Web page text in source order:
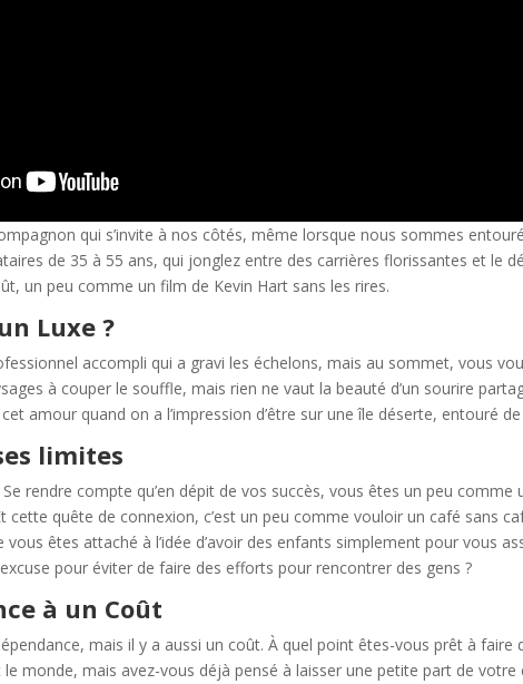
qui s’invite à nos côtés, même lorsque nous sommes
de 35 à 55 ans, qui jonglez entre des carrières florissantes et le
un peu comme un film de Kevin Hart sans les rires.
Luxe ?
accompli qui a gravi les échelons, mais au sommet, vous
à couper le souffle, mais rien ne vaut la beauté d’un sourire
amour quand on a l’impression d’être sur une île déserte, entouré
limites
rendre compte qu’en dépit de vos succès, vous êtes un peu
cette quête de connexion, c’est un peu comme vouloir un café sans
vous êtes attaché à l’idée d’avoir des enfants simplement pour vous
pour éviter de faire des efforts pour rencontrer des gens ?
à un Coût
mais il y a aussi un coût. À quel point êtes-vous prêt à
monde, mais avez-vous déjà pensé à laisser une petite part de